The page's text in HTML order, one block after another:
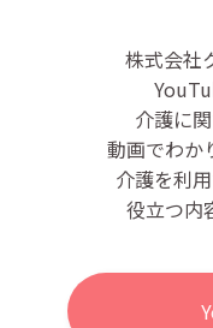
株式会社
介護に
動画でわか
介護を利
役立つ内